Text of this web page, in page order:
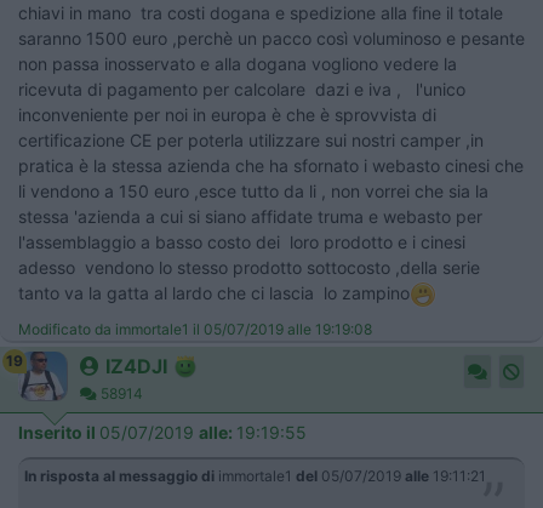
chiavi in mano tra costi dogana e spedizione alla fine il totale
saranno 1500 euro ,perchè un pacco così voluminoso e pesante
non passa inosservato e alla dogana vogliono vedere la
ricevuta di pagamento per calcolare dazi e iva , l'unico
inconveniente per noi in europa è che è sprovvista di
certificazione CE per poterla utilizzare sui nostri camper ,in
pratica è la stessa azienda che ha sfornato i webasto cinesi che
li vendono a 150 euro ,esce tutto da li , non vorrei che sia la
stessa 'azienda a cui si siano affidate truma e webasto per
l'assemblaggio a basso costo dei loro prodotto e i cinesi
adesso vendono lo stesso prodotto sottocosto ,della serie
tanto va la gatta al lardo che ci lascia lo zampino
Modificato da immortale1 il 05/07/2019 alle 19:19:08
19
IZ4DJI
58914
Inserito il 05/07/2019 alle: 19:19:55
In risposta al messaggio di immortale1 del 05/07/2019 alle 19:11:21